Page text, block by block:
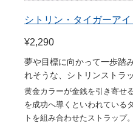
シトリン・タイガーア
¥2,290
夢や目標に向かって一歩踏
れそうな、シトリンストラ
黄金カラーが金銭を引き寄せ
を成功へ導くといわれている
トを組み合わせたストラップ